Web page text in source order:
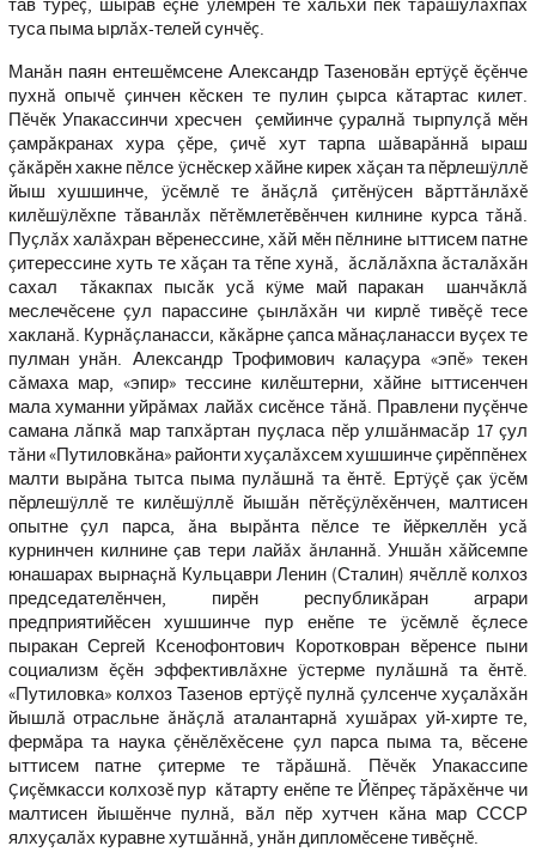
тав турĕç, шырав ĕçне ÿлĕмрен те хальхи пек тăрăшулăхпах
туса пыма ырлăх-телей сунчĕç.
Манăн паян ентешĕмсене Александр Тазеновăн ертÿçĕ ĕçĕнче
пухнă опычĕ çинчен кĕскен те пулин çырса кăтартас килет.
Пĕчĕк Упакассинчи хресчен çемйинче çуралнă тырпулçă мĕн
çамрăкранах хура çĕре, çичĕ хут тарпа шăварăннă ыраш
çăкăрĕн хакне пĕлсе ÿснĕскер хăйне кирек хăçан та пĕрлешÿллĕ
йыш хушшинче, ÿсĕмлĕ те ăнăçлă çитĕнÿсен вăрттăнлăхĕ
килĕшÿлĕхпе тăванлăх пĕтĕмлетĕвĕнчен килнине курса тăнă.
Пуçлăх халăхран вĕренессине, хăй мĕн пĕлнине ыттисем патне
çитерессине хуть те хăçан та тĕпе хунă, ăслăлăхпа ăсталăхăн
сахал тăкакпах пысăк усă кÿме май паракан шанчăклă
меслечĕсене çул парассине çынлăхăн чи кирлĕ тивĕçĕ тесе
хакланă. Курнăçланасси, кăкăрне çапса мăнаçланасси вуçех те
пулман унăн. Александр Трофимович калаçура «эпĕ» текен
сăмаха мар, «эпир» тессине килĕштерни, хăйне ыттисенчен
мала хуманни уйрăмах лайăх сисĕнсе тăнă. Правлени пуçĕнче
самана лăпкă мар тапхăртан пуçласа пĕр улшăнмасăр 17 çул
тăни «Путиловкăна» районти хуçалăхсем хушшинче çирĕппĕнех
малти вырăна тытса пыма пулăшнă та ĕнтĕ. Ертÿçĕ çак ÿсĕм
пĕрлешÿллĕ те килĕшÿллĕ йышăн пĕтĕçÿлĕхĕнчен, малтисен
опытне çул парса, ăна вырăнта пĕлсе те йĕркеллĕн усă
курнинчен килнине çав тери лайăх ăнланнă. Уншăн хăйсемпе
юнашарах вырнаçнă Кульцаври Ленин (Сталин) ячĕллĕ колхоз
председателĕнчен, пирĕн республикăран аграри
предприятийĕсен хушшинче пур енĕпе те ÿсĕмлĕ ĕçлесе
пыракан Сергей Ксенофонтович Коротковран вĕренсе пыни
социализм ĕçĕн эффективлăхне ÿстерме пулăшнă та ĕнтĕ.
«Путиловка» колхоз Тазенов ертÿçĕ пулнă çулсенче хуçалăхăн
йышлă отрасльне ăнăçлă аталантарнă хушăрах уй-хирте те,
фермăра та наука çĕнĕлĕхĕсене çул парса пыма та, вĕсене
ыттисем патне çитерме те тăрăшнă. Пĕчĕк Упакассипе
Çиçĕмкасси колхозĕ пур кăтарту енĕпе те Йĕпреç тăрăхĕнче чи
малтисен йышĕнче пулнă, вăл пĕр хутчен кăна мар СССР
ялхуçалăх куравне хутшăннă, унăн дипломĕсене тивĕçнĕ.